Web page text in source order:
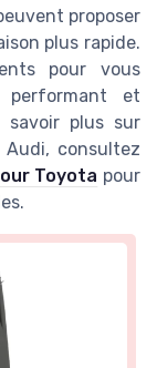
proposer
plus rapide.
pour vous
et
savoir plus sur
consultez
Toyota pour